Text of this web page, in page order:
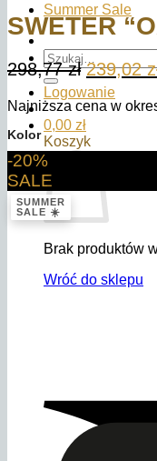
Summer Sale
Szukaj:
Logowanie
0,00 zł
Koszyk
Brak produktów
Wróć do sklepu
SWETER
298,77zł
cena
298,77 zł.
239,02
Najniższa cena w
Kolor
-20%
SALE
SUMMER
SALE ☀️